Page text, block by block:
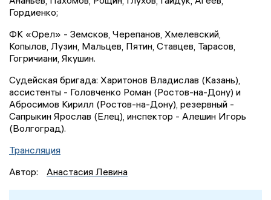
Гордиенко;
ФК «Орел» - Земсков, Черепанов, Хмелевский,
Копылов, Лузин, Мальцев, Пятин, Ставцев, Тарасов,
Гогричиани, Якушин.
Судейская бригада: Харитонов Владислав (Казань),
ассистенты - Головченко Роман (Ростов-на-Дону) и
Абросимов Кирилл (Ростов-на-Дону), резервный -
Сапрыкин Ярослав (Елец), инспектор - Алешин Игорь
(Волгоград).
Трансляция
Автор:
Анастасия Левина